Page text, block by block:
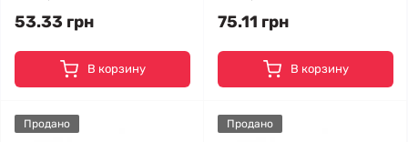
53.33 грн
В корзину
75.11 грн
В корзину
Продано Продано